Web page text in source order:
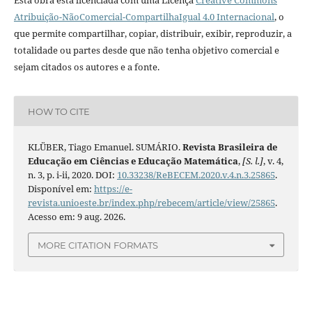
Atribuição-NãoComercial-CompartilhaIgual 4.0 Internacional, o
que permite compartilhar, copiar, distribuir, exibir, reproduzir, a
totalidade ou partes desde que não tenha objetivo comercial e
sejam citados os autores e a fonte.
HOW TO CITE
KLÜBER, Tiago Emanuel. SUMÁRIO.Revista Brasileira de
Educação em Ciências e Educação Matemática,[S. l.], v. 4,
n. 3, p. i-ii, 2020. DOI: 10.33238/ReBECEM.2020.v.4.n.3.25865.
Disponível em: https://e-
revista.unioeste.br/index.php/rebecem/article/view/25865.
Acesso em: 9 aug. 2026.
MORE CITATION FORMATS